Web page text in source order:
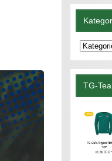
TG-